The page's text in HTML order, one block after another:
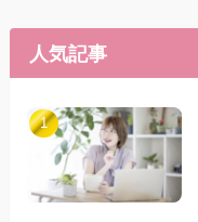
人気記事